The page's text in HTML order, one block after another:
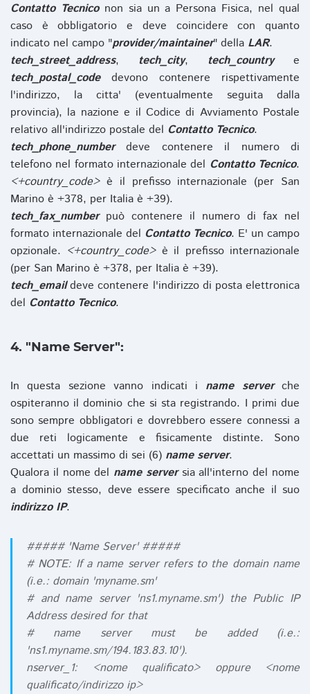
Contatto Tecniconon sia un a Persona Fisica, nel qual
caso è obbligatorio e deve coincidere con quanto
indicato nel campo "provider/maintainer" della LAR.
tech_street_address, tech_city, tech_countrye
tech_postal_codedevono contenere rispettivamente
l'indirizzo, la citta' (eventualmente seguita dalla
provincia), la nazione e il Codice di Avviamento Postale
relativo all'indirizzo postale del Contatto Tecnico.
tech_phone_numberdeve contenere il numero di
telefono nel formato internazionale del Contatto Tecnico.
<+country_code>è il prefisso internazionale (per San
Marino è +378, per Italia è +39).
tech_fax_numberpuò contenere il numero di fax nel
formato internazionale del Contatto Tecnico. E' un campo
opzionale. <+country_code>è il prefisso internazionale
(per San Marino è +378, per Italia è +39).
tech_emaildeve contenere l'indirizzo di posta elettronica
del Contatto Tecnico.
4. "Name Server":
In questa sezione vanno indicati i name serverche
ospiteranno il dominio che si sta registrando. I primi due
sono sempre obbligatori e dovrebbero essere connessi a
due reti logicamente e fisicamente distinte. Sono
accettati un massimo di sei (6) name server.
Qualora il nome del name serversia all'interno del nome
a dominio stesso, deve essere specificato anche il suo
indirizzo IP.
##### 'Name Server' #####
# NOTE: If a name server refers to the domain name
(i.e.: domain 'myname.sm'
# and name server 'ns1.myname.sm') the Public IP
Address desired for that
# name server must be added (i.e.:
'ns1.myname.sm/194.183.83.10').
nserver_1: <nome qualificato> oppure <nome
qualificato/indirizzo ip>